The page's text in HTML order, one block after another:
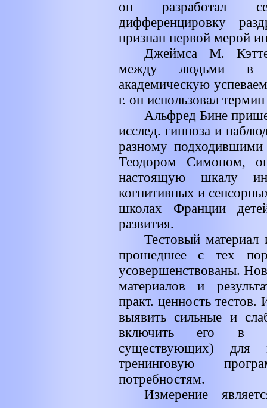
он разработал
дифференцировку
признан первой мерой
Джеймса М.
между людьми в
академическую
г. он использовал
Альфред Бине
исслед. гипноза и
разному
Теодором Симоном,
настоящую шкалу
когнитивных и
школах Франции
развития.
Тестовый
прошедшее с тех
усовершенствованы.
материалов и
практ. ценность
выявить сильные и
включить его в
существующих) для
тренинговую
потребностям.
Измерение